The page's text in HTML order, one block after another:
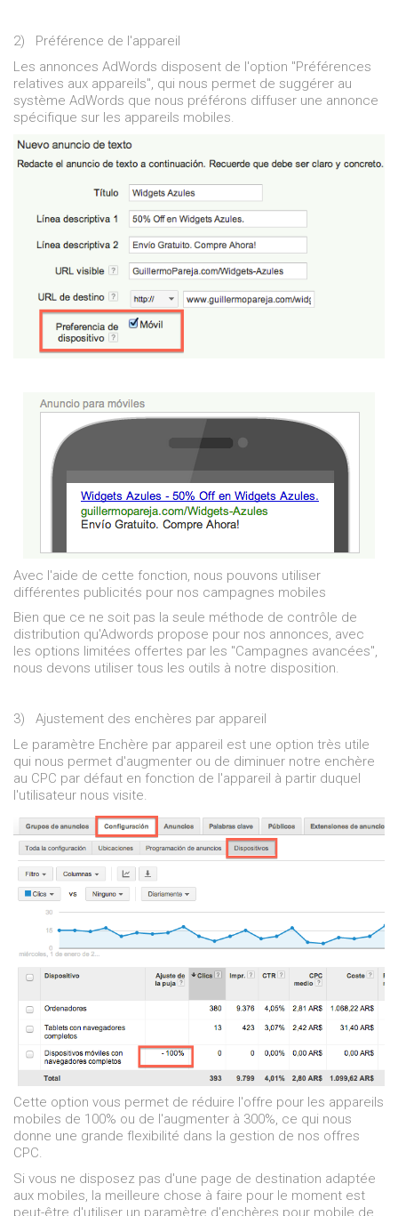
2) Préférence de l'appareil
Les annonces AdWords disposent de l'option "Préférences
relatives aux appareils", qui nous permet de suggérer au
système AdWords que nous préférons diffuser une annonce
spécifique sur les appareils mobiles.
Avec l'aide de cette fonction, nous pouvons utiliser
différentes publicités pour nos campagnes mobiles
Bien que ce ne soit pas la seule méthode de contrôle de
distribution qu'Adwords propose pour nos annonces, avec
les options limitées offertes par les "Campagnes avancées",
nous devons utiliser tous les outils à notre disposition.
3) Ajustement des enchères par appareil
Le paramètre Enchère par appareil est une option très utile
qui nous permet d'augmenter ou de diminuer notre enchère
au CPC par défaut en fonction de l'appareil à partir duquel
l'utilisateur nous visite.
Cette option vous permet de réduire l'offre pour les appareils
mobiles de 100% ou de l'augmenter à 300%, ce qui nous
donne une grande flexibilité dans la gestion de nos offres
CPC.
Si vous ne disposez pas d'une page de destination adaptée
aux mobiles, la meilleure chose à faire pour le moment est
peut-être d'utiliser un paramètre d'enchères pour mobile de